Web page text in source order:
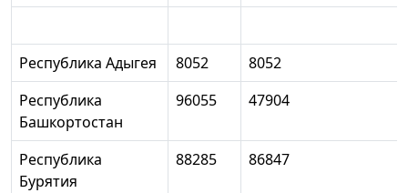
Республика Адыгея 8052
8052
Республика
Башкортостан
96055 47904
Республика
Бурятия
88285 86847